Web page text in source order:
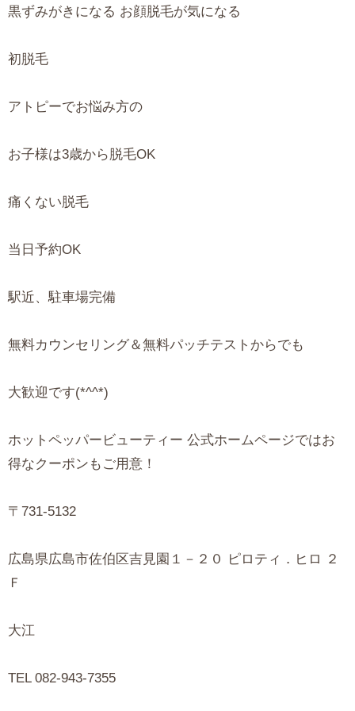
黒ずみがきになる お顔脱毛が気になる
初脱毛
アトピーでお悩み方の
お子様は3歳から脱毛OK
痛くない脱毛
当日予約OK
駅近、駐車場完備
無料カウンセリング＆無料パッチテストからでも
大歓迎です(*^^*)
ホットペッパービューティー 公式ホームページではお
得なクーポンもご用意！
〒731-5132
広島県広島市佐伯区吉見園１－２０ ピロティ．ヒロ ２
Ｆ
大江
TEL 082-943-7355